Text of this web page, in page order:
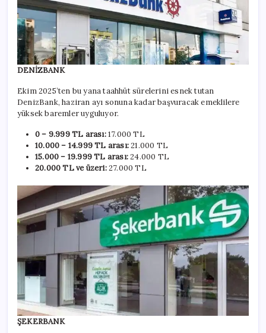
DENİZBANK
Ekim 2025’ten bu yana taahhüt sürelerini esnek tutan
DenizBank, haziran ayı sonuna kadar başvuracak emeklilere
yüksek baremler uyguluyor.
0 – 9.999 TL arası:17.000 TL
10.000 – 14.999 TL arası:21.000 TL
15.000 – 19.999 TL arası:24.000 TL
20.000 TL ve üzeri:27.000 TL
ŞEKERBANK